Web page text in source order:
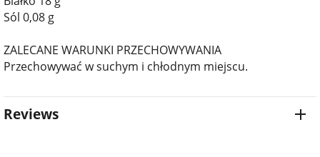
Sól 0,08 g
ZALECANE WARUNKI PRZECHOWYWANIA
Przechowywać w suchym i chłodnym miejscu.
Reviews